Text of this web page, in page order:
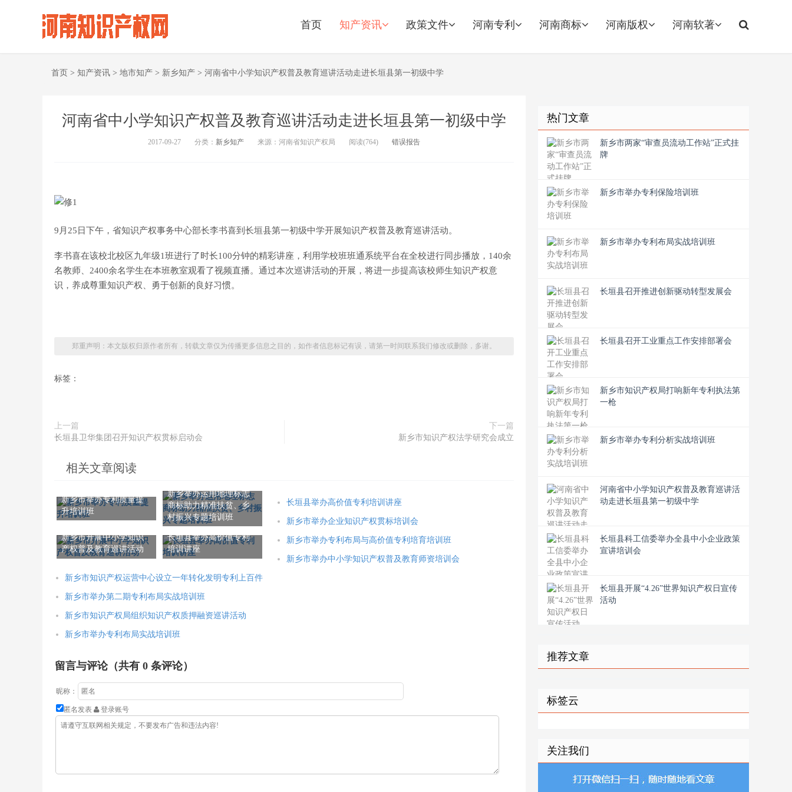
首页 知产资讯 政策文件 河南专利 河南商标 河南版权 河南软著
首页 > 知产资讯 > 地市知产 > 新乡知产 > 河南省中小学知识产权普及教育巡讲活动走进长垣县第一初级中学
河南省中小学知识产权普及教育巡讲活动走进长垣县第一初级中学
2017-09-27 分类： 新乡知产 来源：河南省知识产权局 阅读(764) 错误报告
9月25日下午，省知识产权事务中心部长李书喜到长垣县第一初级中学开展知识产权普及教育巡讲活动。
李书喜在该校北校区九年级1班进行了时长100分钟的精彩讲座，利用学校班班通系统平台在全校进行同步播放，140余
名教师、2400余名学生在本班教室观看了视频直播。通过本次巡讲活动的开展，将进一步提高该校师生知识产权意
识，养成尊重知识产权、勇于创新的良好习惯。
郑重声明：本文版权归原作者所有，转载文章仅为传播更多信息之目的，如作者信息标记有误，请第一时间联系我们修改或删除，多谢。
标签：
上一篇
长垣县卫华集团召开知识产权贯标启动会
下一篇
新乡市知识产权法学研究会成立
相关文章阅读
新乡市举办专利质量提
升培训班
新乡举办运用地理标志
商标助力精准扶贫、乡
村振兴专题培训班
新乡市开展中小学知识
产权普及教育巡讲活动
长垣县举办高价值专利
培训讲座
长垣县举办高价值专利培训讲座
新乡市举办企业知识产权贯标培训会
新乡市举办专利布局与高价值专利培育培训班
新乡市举办中小学知识产权普及教育师资培训会
新乡市知识产权运营中心设立一年转化发明专利上百件
新乡市举办第二期专利布局实战培训班
新乡市知识产权局组织知识产权质押融资巡讲活动
新乡市举办专利布局实战培训班
留言与评论（共有 0 条评论）
昵称：
匿名发表 登录账号
热门文章
新乡市两家“审查员流动工作站”正式挂
牌
新乡市举办专利保险培训班
新乡市举办专利布局实战培训班
长垣县召开推进创新驱动转型发展会
长垣县召开工业重点工作安排部署会
新乡市知识产权局打响新年专利执法第
一枪
新乡市举办专利分析实战培训班
河南省中小学知识产权普及教育巡讲活
动走进长垣县第一初级中学
长垣县科工信委举办全县中小企业政策
宣讲培训会
长垣县开展“4.26”世界知识产权日宣传
活动
推荐文章
标签云
关注我们